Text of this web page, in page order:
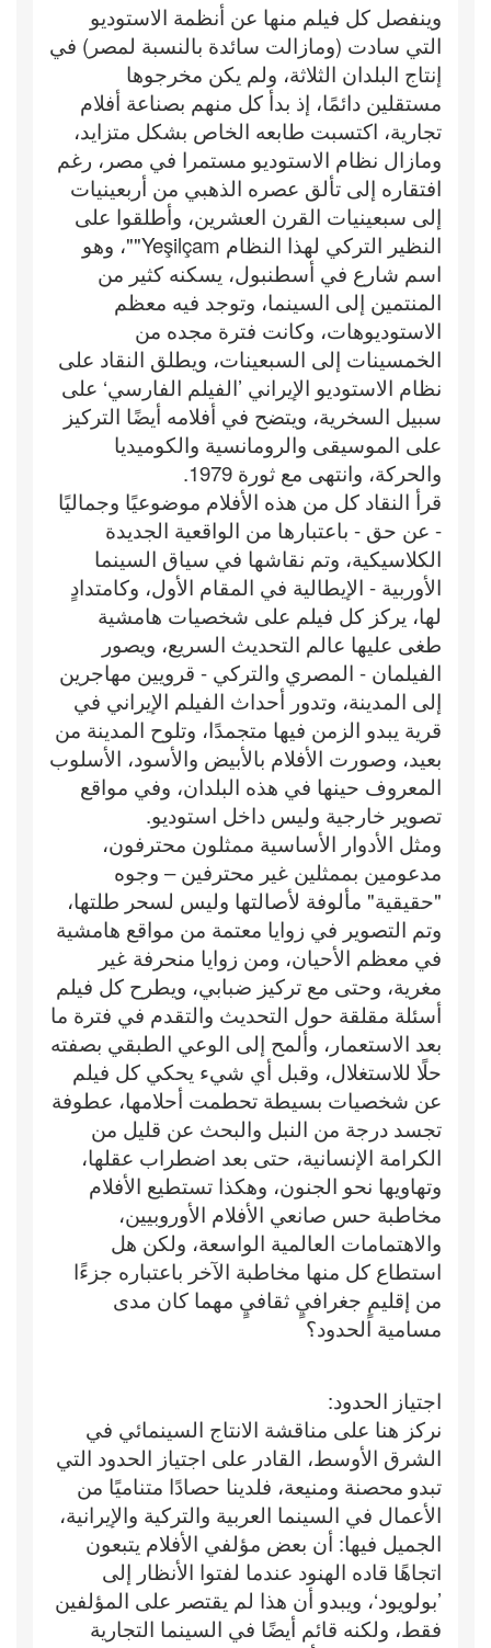
وينفصل كل فيلم منها عن أنظمة الاستوديو
التي سادت (ومازالت سائدة بالنسبة لمصر) في
إنتاج البلدان الثلاثة، ولم يكن مخرجوها
مستقلين دائمًا، إذ بدأ كل منهم بصناعة أفلام
تجارية، اكتسبت طابعه الخاص بشكل متزايد،
ومازال نظام الاستوديو مستمرا في مصر، رغم
افتقاره إلى تألق عصره الذهبي من أربعينيات
إلى سبعينيات القرن العشرين، وأطلقوا على
النظير التركي لهذا النظام Yeşilçam""، وهو
اسم شارع في أسطنبول، يسكنه كثير من
المنتمين إلى السينما، وتوجد فيه معظم
الاستوديوهات، وكانت فترة مجده من
الخمسينات إلى السبعينات، ويطلق النقاد على
نظام الاستوديو الإيراني ’الفيلم الفارسي‘ على
سبيل السخرية، ويتضح في أفلامه أيضًا التركيز
على الموسيقى والرومانسية والكوميديا
والحركة، وانتهى مع ثورة 1979.
قرأ النقاد كل من هذه الأفلام موضوعيًا وجماليًا
- عن حق - باعتبارها من الواقعية الجديدة
الكلاسيكية، وتم نقاشها في سياق السينما
الأوربية - الإيطالية في المقام الأول، وكامتدادٍ
لها، يركز كل فيلم على شخصيات هامشية
طغى عليها عالم التحديث السريع، ويصور
الفيلمان - المصري والتركي - قرويين مهاجرين
إلى المدينة، وتدور أحداث الفيلم الإيراني في
قرية يبدو الزمن فيها متجمدًا، وتلوح المدينة من
بعيد، وصورت الأفلام بالأبيض والأسود، الأسلوب
المعروف حينها في هذه البلدان، وفي مواقع
تصوير خارجية وليس داخل استوديو.
ومثل الأدوار الأساسية ممثلون محترفون،
مدعومين بممثلين غير محترفين – وجوه
"حقيقية" مألوفة لأصالتها وليس لسحر طلتها،
وتم التصوير في زوايا معتمة من مواقع هامشية
في معظم الأحيان، ومن زوايا منحرفة غير
مغرية، وحتى مع تركيز ضبابي، ويطرح كل فيلم
أسئلة مقلقة حول التحديث والتقدم في فترة ما
بعد الاستعمار، وألمح إلى الوعي الطبقي بصفته
حلًا للاستغلال، وقبل أي شيء يحكي كل فيلم
عن شخصيات بسيطة تحطمت أحلامها، عطوفة
تجسد درجة من النبل والبحث عن قليل من
الكرامة الإنسانية، حتى بعد اضطراب عقلها،
وتهاويها نحو الجنون، وهكذا تستطيع الأفلام
مخاطبة حس صانعي الأفلام الأوروبيين،
والاهتمامات العالمية الواسعة، ولكن هل
استطاع كل منها مخاطبة الآخر باعتباره جزءًا
من إقليمٍ جغرافيٍ ثقافيٍ مهما كان مدى
مسامية الحدود؟
اجتياز الحدود:
نركز هنا على مناقشة الانتاج السينمائي في
الشرق الأوسط، القادر على اجتياز الحدود التي
تبدو محصنة ومنيعة، فلدينا حصادًا متناميًا من
الأعمال في السينما العربية والتركية والإيرانية،
الجميل فيها: أن بعض مؤلفي الأفلام يتبعون
اتجاهًا قاده الهنود عندما لفتوا الأنظار إلى
’بولويود‘، ويبدو أن هذا لم يقتصر على المؤلفين
فقط، ولكنه قائم أيضًا في السينما التجارية